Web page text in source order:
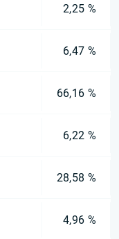
2,25 %
6,47 %
66,16 %
6,22 %
28,58 %
4,96 %